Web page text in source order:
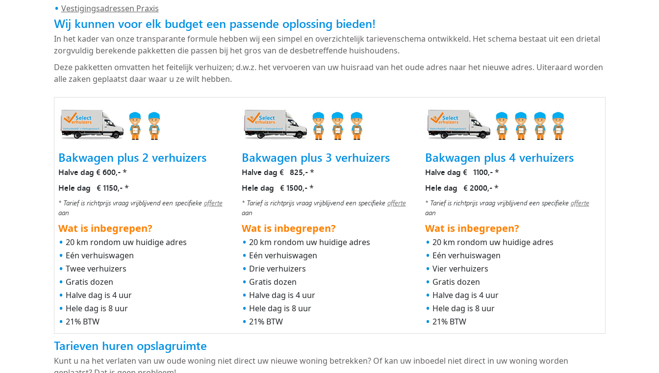
Vestigingsadressen Praxis
Wij kunnen voor elk budget een passende oplossing bieden!
In het kader van onze transparante formule hebben wij een simpel en overzichtelijk tarievenschema ontwikkeld. Het schema bestaat uit een drietal
zorgvuldig berekende pakketten die passen bij het gros van de desbetreffende huishoudens.
Deze pakketten omvatten het feitelijk verhuizen; d.w.z. het vervoeren van uw huisraad van het oude adres naar het nieuwe adres. Uiteraard worden
alle zaken geplaatst daar waar u ze wilt hebben.
Bakwagen plus 2 verhuizers
Halve dag € 600,-*
Hele dag € 1150,-*
* Tarief is richtprijs vraag vrijblijvend een specifieke offerte
aan
Wat is inbegrepen?
20 km rondom uw huidige adres
Eén verhuiswagen
Twee verhuizers
Gratis dozen
Halve dag is 4 uur
Hele dag is 8 uur
21% BTW
Bakwagen plus 3 verhuizers
Halve dag € 825,-*
Hele dag € 1500,-*
* Tarief is richtprijs vraag vrijblijvend een specifieke offerte
aan
Wat is inbegrepen?
20 km rondom uw huidige adres
Eén verhuiswagen
Drie verhuizers
Gratis dozen
Halve dag is 4 uur
Hele dag is 8 uur
21% BTW
Bakwagen plus 4 verhuizers
Halve dag € 1100,-*
Hele dag € 2000,-*
* Tarief is richtprijs vraag vrijblijvend een specifieke offerte
aan
Wat is inbegrepen?
20 km rondom uw huidige adres
Eén verhuiswagen
Vier verhuizers
Gratis dozen
Halve dag is 4 uur
Hele dag is 8 uur
21% BTW
Tarieven huren opslagruimte
Kunt u na het verlaten van uw oude woning niet direct uw nieuwe woning betrekken? Of kan uw inboedel niet direct in uw woning worden